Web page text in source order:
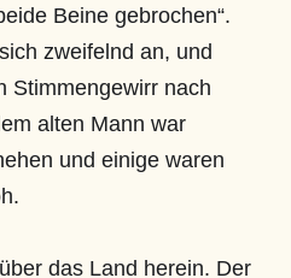
Beine gebrochen“.
zweifelnd an, und
Stimmengewirr nach
alten Mann war
und einige waren
das Land herein. Der